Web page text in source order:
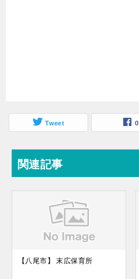
Tweet 0
関連記事
【八尾市】 末広保育所